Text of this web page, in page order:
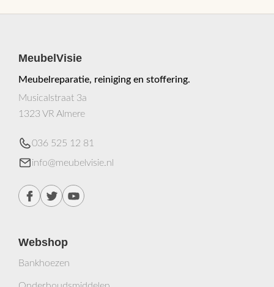
MeubelVisie
Meubelreparatie, reiniging en stoffering.
Musicalstraat 3a
1323 VR Almere
036 525 12 81
info@meubelvisie.nl
Webshop
Bankhoezen